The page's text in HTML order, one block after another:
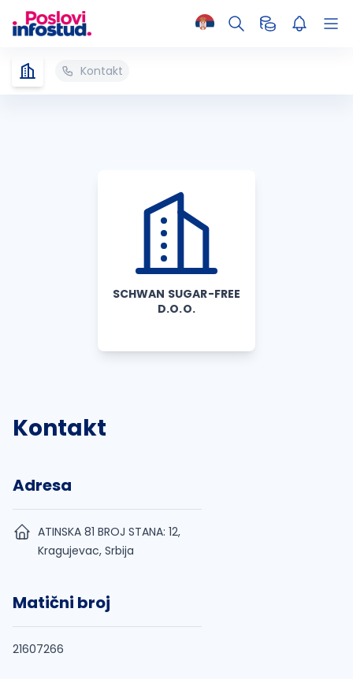
Kontakt
SCHWAN SUGAR-FREE
D.O.O.
Kontakt
Adresa
ATINSKA 81 BROJ STANA: 12,
Kragujevac, Srbija
Matični broj
21607266